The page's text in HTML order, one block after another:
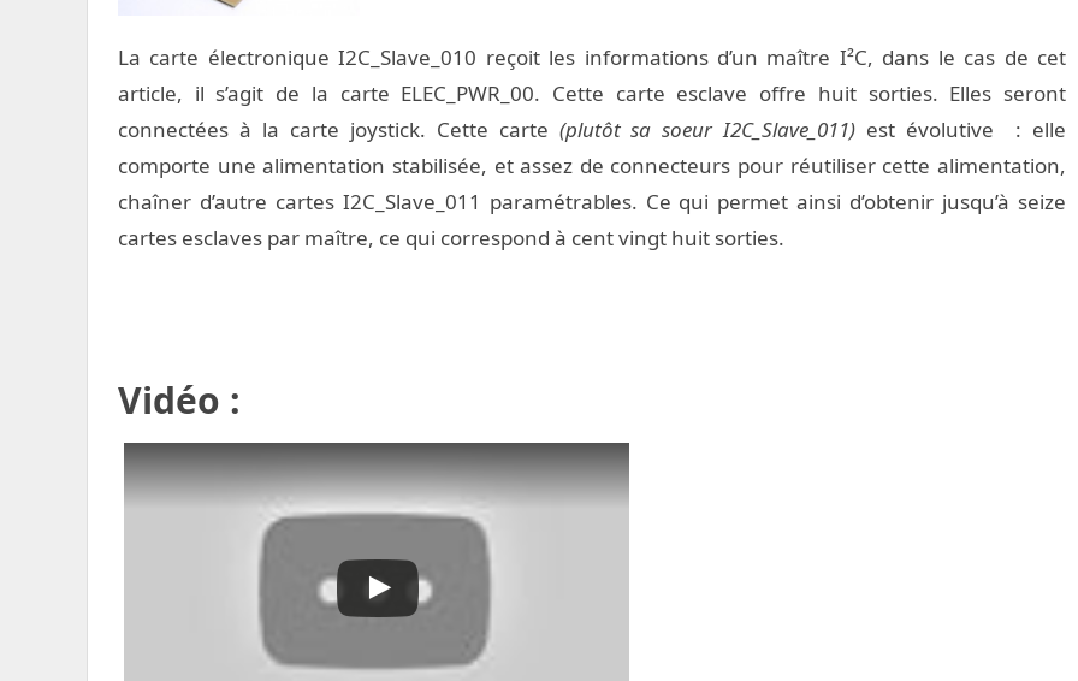
La carte électronique I2C_Slave_010 reçoit les informations d’un maître I²C, dans le cas de cet
article, il s’agit de la carte ELEC_PWR_00. Cette carte esclave offre huit sorties. Elles seront
connectées à la carte joystick. Cette carte (plutôt sa soeur I2C_Slave_011) est évolutive : elle
comporte une alimentation stabilisée, et assez de connecteurs pour réutiliser cette alimentation,
chaîner d’autre cartes I2C_Slave_011 paramétrables. Ce qui permet ainsi d’obtenir jusqu’à seize
cartes esclaves par maître, ce qui correspond à cent vingt huit sorties.
Vidéo :